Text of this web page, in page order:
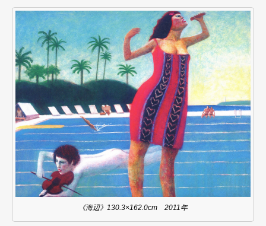
《海辺》130.3×162.0cm 2011年